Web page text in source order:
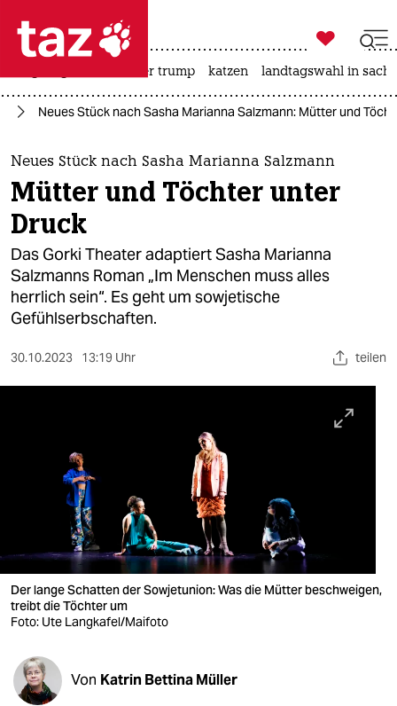
 taz zahl ich
taz zahl ich
themen
politik
öko
gesellschaft
kultur
sport
wahrheit
verlag
veranstaltungen
shop
fragen & hilfe
unterstützen

taz zahl ich
usa unter trump katzen landtagswahl in
Neues Stück nach Sasha Marianna Salzmann: Mütter und
Neues Stück nach Sasha Marianna Salzmann
Mütter und Töchter unter
Druck
Das Gorki Theater adaptiert Sasha Marianna
Salzmanns Roman „Im Menschen muss alles
herrlich sein“. Es geht um sowjetische
Gefühlserbschaften.
30.10.2023 13:19 Uhr teilen
Der lange Schatten der Sowjetunion: Was die Mütter beschweigen,
treibt die Töchter um
Foto: Ute Langkafel/Maifoto
Von Katrin Bettina Müller